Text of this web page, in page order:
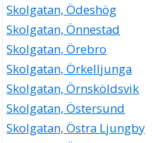
Skolgatan, Ödeshög
Skolgatan, Önnestad
Skolgatan, Örebro
Skolgatan, Örkelljunga
Skolgatan, Örnsköldsvik
Skolgatan, Östersund
Skolgatan, Östra Ljungby